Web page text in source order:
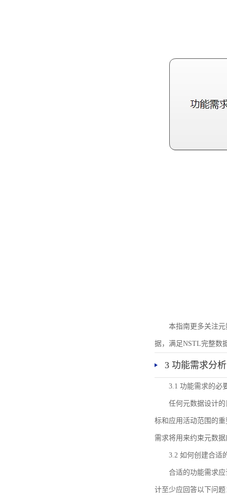
本指南更多关注
据，满足NSTL完整数
3 功能需求分析
3.1 功能需求的必
任何元数据设计
标和应用活动范围的
需求将用来约束元数
3.2 如何创建合适
合适的功能需求
计至少应回答以下问题